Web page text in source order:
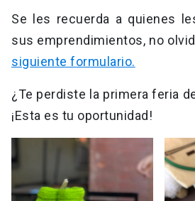
Se les recuerda a quienes
sus emprendimientos, no
siguiente formulario.
¿Te perdiste la primera feria
¡Esta es tu oportunidad!